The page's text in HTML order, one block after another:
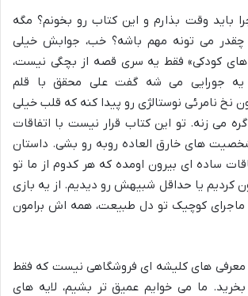
باید وقت بذارم و این کتاب رو بخونم؟ مگه
چقدر می تونه مهم باشه؟ خب، جوابش خیلی
کودکی» فقط یه سری قصه از بچگی نیست،
جورایی می شه گفت علی محقق با قلم
نخ نامرئی نوستالژی رو پیدا کنه که قلب خیلی
می زنه. تو این کتاب قرار نیست با اتفاقات
های خارق العاده روبه رو بشی. داستان
ساده ای بیرون اومده که هر کدوم از ما تو
کردیم یا حداقل شبیهش رو دیدیم. از یه بازی
ماجرای کوچیک تو دل طبیعت، همه اش برامون
معرفی های کلیشه ای فروشگاهی نیست که فقط
ما می خوایم عمیق تر بشیم، لایه های